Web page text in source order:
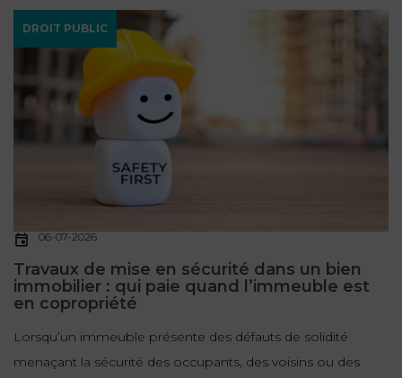
DROIT PUBLIC
06-07-2026
Travaux de mise en sécurité dans un bien
immobilier : qui paie quand l’immeuble est
en copropriété
Lorsqu’un immeuble présente des défauts de solidité
menaçant la sécurité des occupants, des voisins ou des